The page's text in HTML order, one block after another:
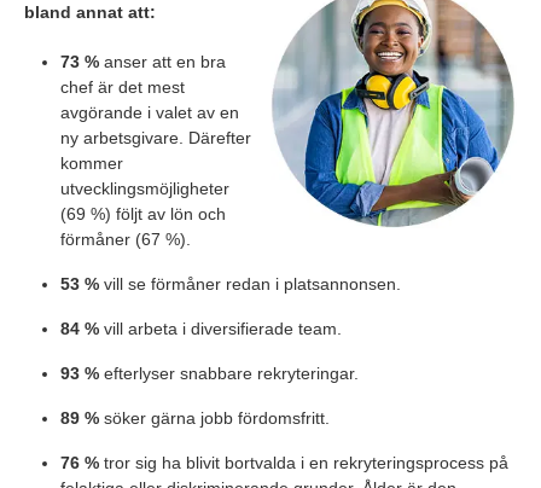
bland annat att:
73 % anser att en bra
chef är det mest
avgörande i valet av en
ny arbetsgivare. Därefter
kommer
utvecklingsmöjligheter
(69 %) följt av lön och
förmåner (67 %).
53 % vill se förmåner redan i platsannonsen.
84 % vill arbeta i diversifierade team.
93 % efterlyser snabbare rekryteringar.
89 % söker gärna jobb fördomsfritt.
76 % tror sig ha blivit bortvalda i en rekryteringsprocess på